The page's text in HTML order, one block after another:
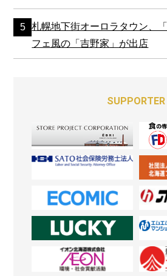
札幌地下街オーロラタウン、
フェ風の「吉野家」が出店
SUPPORTER